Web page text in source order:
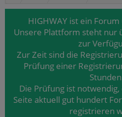
HIGHWAY ist ein
Unsere Plattform steht nur
zur
Zur Zeit sind die
Prüfung einer
Die Prüfung ist
Seite aktuell gut hundert
registrieren